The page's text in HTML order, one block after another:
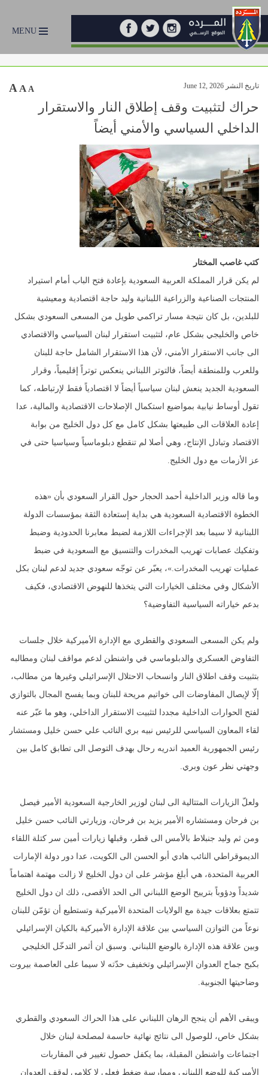
MENU
تاريخ النشر June 12, 2026 A A A
حراك لتثبيت وقف إطلاق النار والاستقرار
الداخلي السياسي والأمني أيضاً
كتب غاصب المختار
لم يكن قرار المملكة العربية السعودية بإعادة فتح الباب أمام استيراد
المنتجات الصناعية والزراعية اللبنانية وليد حاجة اقتصادية ومعيشية
للبلدين، بل كان نتيجة مسار تراكمي طويل من المسعى السعودي بشكل
خاص والخليجي بشكل عام، لتثبيت استقرار لبنان السياسي والاقتصادي
الى جانب الاستقرار الأمني، لأن هذا الاستقرار الشامل حاجة للبنان
وللعرب وللمنطقة أيضاً، فالتوتر اللبناني ينعكس توتراً إقليمياً، وقرار
السعودية الجديد ينعش لبنان سياسياً أيضاً لا اقتصادياً فقط لإرتباطه، كما
تقول أوساط نيابية بمواضيع استكمال الإصلاحات الاقتصادية والمالية، عدا
إعادة العلاقات الى طبيعتها بشكل كامل مع كل دول الخليج من بوابة
الاقتصاد وتبادل الإنتاج، وهي أصلا لم تنقطع دبلوماسياً وسياسيا حتى في
عز الأزمات مع دول الخليج.
وما قاله وزير الداخلية أحمد الحجار حول القرار السعودي بأن «هذه
الخطوة الاقتصادية السعودية هي بداية إستعادة الثقة بمؤسسات الدولة
اللبنانية لا سيما بعد الإجراءات اللازمة لضبط معابرنا الحدودية وضبط
وتفكيك عصابات تهريب المخدرات والتنسيق مع السعودية في ضبط
عمليات تهريب المخدرات.»، يعبّر عن توجّه سعودي جديد لدعم لبنان بكل
الأشكال وفي مختلف الخيارات التي يتخذها للنهوض الاقتصادي، فكيف
بدعم خياراته السياسية التفاوضية؟
ولم يكن المسعى السعودي والقطري مع الإدارة الأميركية خلال جلسات
التفاوض العسكري والدبلوماسي في واشنطن لدعم مواقف لبنان ومطالبه
بتثبيت وقف اطلاق النار وانسحاب الاحتلال الإسرائيلي وغيرها من مطالب،
إلّا لإيصال المفاوضات الى خواتيم مريحة للبنان وبما يفسح المجال بالتوازي
لفتح الحوارات الداخلية مجددا لتثبيت الاستقرار الداخلي، وهو ما عبّر عنه
لقاء المعاون السياسي للرئيس نبيه بري النائب علي حسن خليل ومستشار
رئيس الجمهورية العميد اندريه رحال بهدف التوصل الى تطابق كامل بين
وجهتي نظر عون وبري.
ولعلّ الزيارات المتتالية الى لبنان لوزير الخارجية السعودية الأمير فيصل
بن فرحان ومستشاره الأمير يزيد بن فرحان، وزيارتي النائب حسن خليل
ومن ثم وليد جنبلاط بالأمس الى قطر، وقبلها زيارات أمين سر كتلة اللقاء
الديموقراطي النائب هادي أبو الحسن الى الكويت، عدا دور دولة الإمارات
العربية المتحدة، هي أبلغ مؤشر على ان دول الخليج لا زالت مهتمة اهتماماً
شديداً ودؤوباً بترييح الوضع اللبناني الى الحد الأقصى، ذلك ان دول الخليج
تتمتع بعلاقات جيدة مع الولايات المتحدة الأميركية وتستطيع أن تؤمّن للبنان
نوعاً من التوازن السياسي بين علاقة الإدارة الأميركية بالكيان الإسرائيلي
وبين علاقة هذه الإدارة بالوضع اللبناني. وسبق ان أثمر التدخّل الخليجي
بكبح جماح العدوان الإسرائيلي وتخفيف حدّته لا سيما على العاصمة بيروت
وضاحيتها الجنوبية.
ويبقى الأهم أن ينجح الرهان اللبناني على هذا الحراك السعودي والقطري
بشكل خاص، للوصول الى نتائج نهائية حاسمة لمصلحة لبنان خلال
اجتماعات واشنطن المقبلة، بما يكفل حصول تغيير في المقاربات
الأميركية للوضع اللبناني وممارسة ضغط فعلي لا كلامي لوقف العدوان